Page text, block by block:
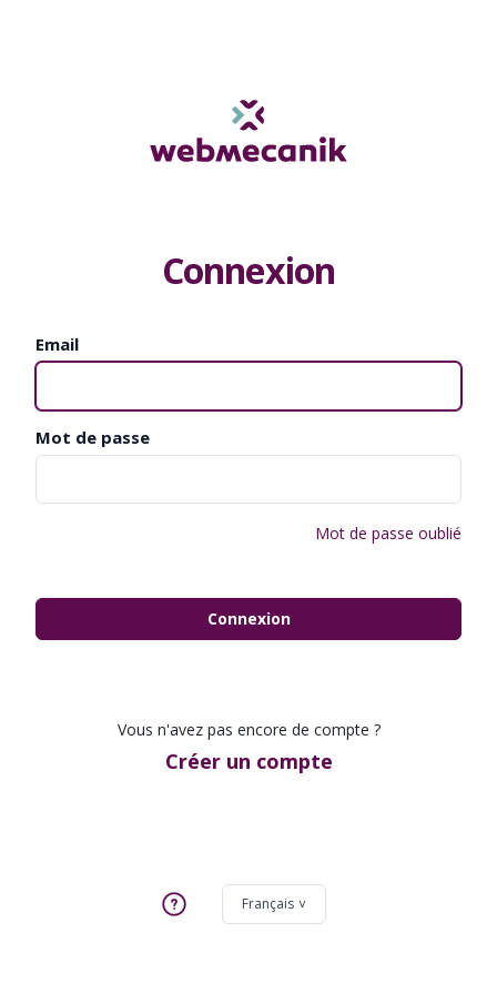
Connexion
Email
Mot de passe
Mot de passe oublié
Connexion
Vous n'avez pas encore de compte ?
Créer un compte
Français